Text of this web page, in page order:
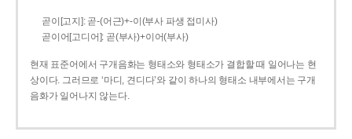
곧이[고지]: 곧-­(어근)+­-이(부사 파생 접미사)
곧이어[고디어]: 곧(부사)+이어(부사)
현재 표준어에서 구개음화는 형태소와 형태소가 결합할 때 일어나는 현
상이다. 그러므로 ‘마디, 견디다’와 같이 하나의 형태소 내부에서는 구개
음화가 일어나지 않는다.